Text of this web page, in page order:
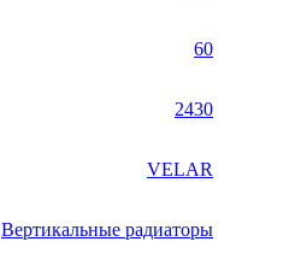
60
2430
VELAR
Вертикальные радиаторы